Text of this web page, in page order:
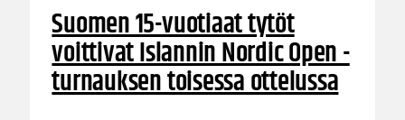
Suomen 15-vuotiaat tytöt
voittivat Islannin Nordic Open -
turnauksen toisessa ottelussa